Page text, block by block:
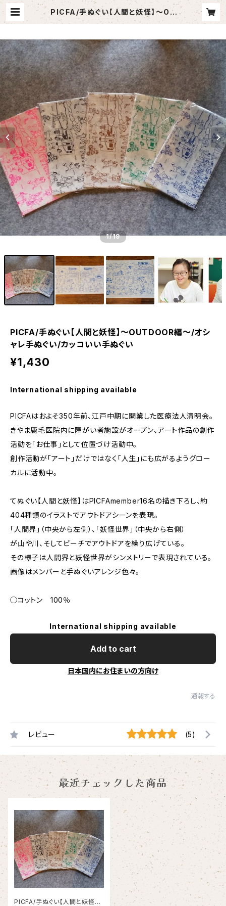
PICFA/手ぬぐい【人間と妖怪】～OU
TDOOR編～/オシャレ手ぬぐい/カッ
1/19
PICFA/手ぬぐい【人間と妖怪】～OUTDOOR編～/オシ
ャレ手ぬぐい/カッコいい手ぬぐい
¥1,430
International shipping available
PICFAはおよそ350年前、江戸中期に開業した医療法人清明会。
きやま鹿毛医院内に障がい者施設がオープン、アート作品の創作
活動を「お仕事」として位置づけ活動中。
創作活動が「アート」だけではなく「人生」にも広がるようグロー
カルに活動中。
てぬぐい【人間と妖怪】はPICFAmember16名の描き下ろし、約
404種類のイラストでアウトドアシーンを表現。
「人間界」（中央から左側）、「妖怪世界」（中央から右側）
が山や川、そしてビーチでアウトドアを繰り広げている。
その様子は人間界と妖怪世界がシンメトリーで表現されている。
画像はメンバーと手ぬぐいアレンジ色々。
◯コットン 100％
International shipping available
Add to cart
日本国内にお住まいの方向け
通報する
レビュー (5)
最近チェックした商品
PICFA/手ぬぐい【人間と妖怪】